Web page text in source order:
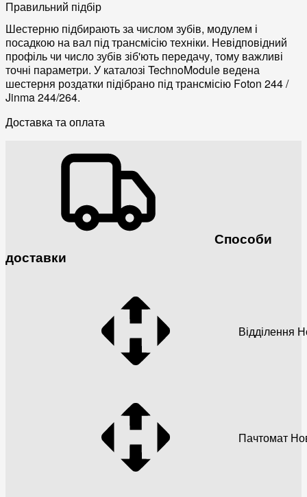
Правильний підбір
Шестерню підбирають за числом зубів, модулем і
посадкою на вал під трансмісію техніки. Невідповідний
профіль чи число зубів зіб'ють передачу, тому важливі
точні параметри. У каталозі TechnoModule ведена
шестерня роздатки підібрано під трансмісію Foton 244 /
Jinma 244/264.
Доставка та оплата
Способи
доставки
Відділення
Пачтомат